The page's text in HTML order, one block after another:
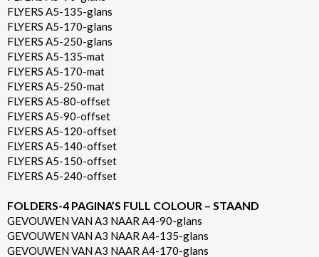
FLYERS A5-135-glans
FLYERS A5-170-glans
FLYERS A5-250-glans
FLYERS A5-135-mat
FLYERS A5-170-mat
FLYERS A5-250-mat
FLYERS A5-80-offset
FLYERS A5-90-offset
FLYERS A5-120-offset
FLYERS A5-140-offset
FLYERS A5-150-offset
FLYERS A5-240-offset
FOLDERS-4 PAGINA’S FULL COLOUR – STAAND
GEVOUWEN VAN A3 NAAR A4-90-glans
GEVOUWEN VAN A3 NAAR A4-135-glans
GEVOUWEN VAN A3 NAAR A4-170-glans